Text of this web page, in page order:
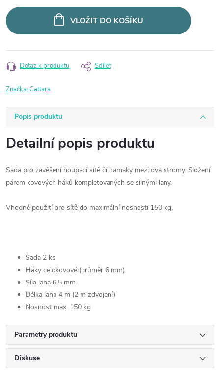
cena:
VLOŽIT DO KOŠÍKU
Dotaz k produktu Sdílet
Značka:Cattara
Popis produktu
Detailní popis produktu
Sada pro zavěšení houpací sítě čí hamaky mezi dva stromy. Složení
párem kovových háků kompletovaných se silnými lany.
Vhodné použití pro sítě do maximální nosnosti 150 kg.
Sada 2 ks
Háky celokovové (průměr 6 mm)
Síla lana 6,5 mm
Délka lana 4 m (2 m zdvojení)
Nosnost max. 150 kg
Parametry produktu
Diskuse